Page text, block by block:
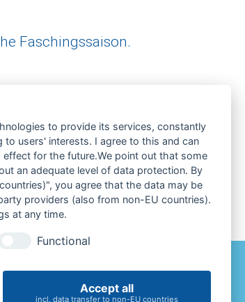
Faschingssaison.
Cookie-Einstellungen
to provide its services, constantly
users' interests. I agree to this and can
for the future.We point out that some
an adequate level of data protection. By
you agree that the data may be
providers (also from non-EU countries).
at any time.
Functional
Accept all
incl. data transfer to non-EU countries